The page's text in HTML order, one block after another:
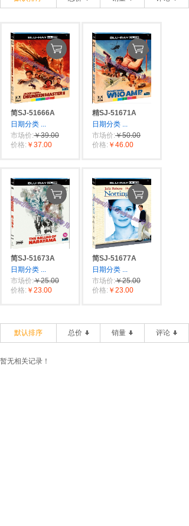
简SJ-51666A
日期分类 ...
市场价:￥39.00
价格: ￥37.00
精SJ-51671A
日期分类 ...
市场价:￥50.00
价格: ￥46.00
简SJ-51673A
日期分类 ...
市场价:￥25.00
价格: ￥23.00
简SJ-51677A
日期分类 ...
市场价:￥25.00
价格: ￥23.00
默认排序 总价 销量 评论
暂无相关记录！